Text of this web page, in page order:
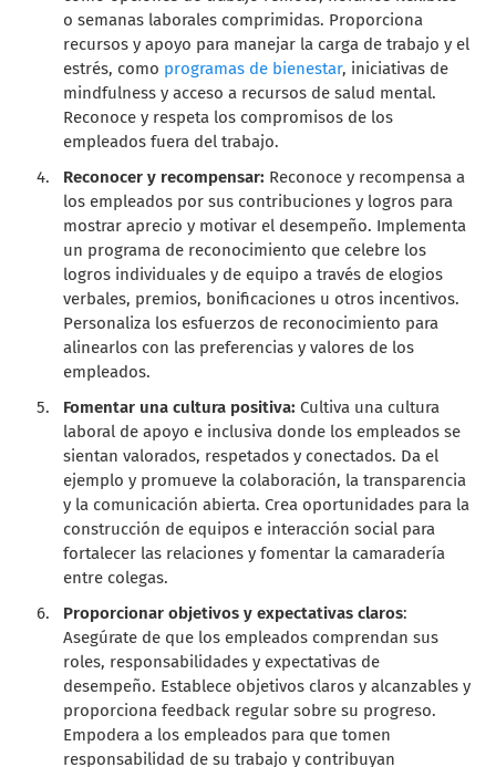
o semanas laborales comprimidas. Proporciona
recursos y apoyo para manejar la carga de trabajo y el
estrés, como programas de bienestar, iniciativas de
mindfulness y acceso a recursos de salud mental.
Reconoce y respeta los compromisos de los
empleados fuera del trabajo.
Reconocer y recompensar: Reconoce y recompensa a
los empleados por sus contribuciones y logros para
mostrar aprecio y motivar el desempeño. Implementa
un programa de reconocimiento que celebre los
logros individuales y de equipo a través de elogios
verbales, premios, bonificaciones u otros incentivos.
Personaliza los esfuerzos de reconocimiento para
alinearlos con las preferencias y valores de los
empleados.
Fomentar una cultura positiva: Cultiva una cultura
laboral de apoyo e inclusiva donde los empleados se
sientan valorados, respetados y conectados. Da el
ejemplo y promueve la colaboración, la transparencia
y la comunicación abierta. Crea oportunidades para la
construcción de equipos e interacción social para
fortalecer las relaciones y fomentar la camaradería
entre colegas.
Proporcionar objetivos y expectativas claros:
Asegúrate de que los empleados comprendan sus
roles, responsabilidades y expectativas de
desempeño. Establece objetivos claros y alcanzables y
proporciona feedback regular sobre su progreso.
Empodera a los empleados para que tomen
responsabilidad de su trabajo y contribuyan